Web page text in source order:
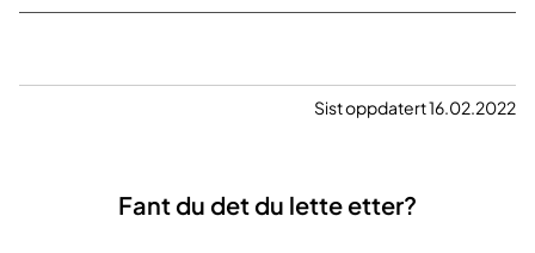
Sist oppdatert 16.02.2022
Fant du det du lette etter?